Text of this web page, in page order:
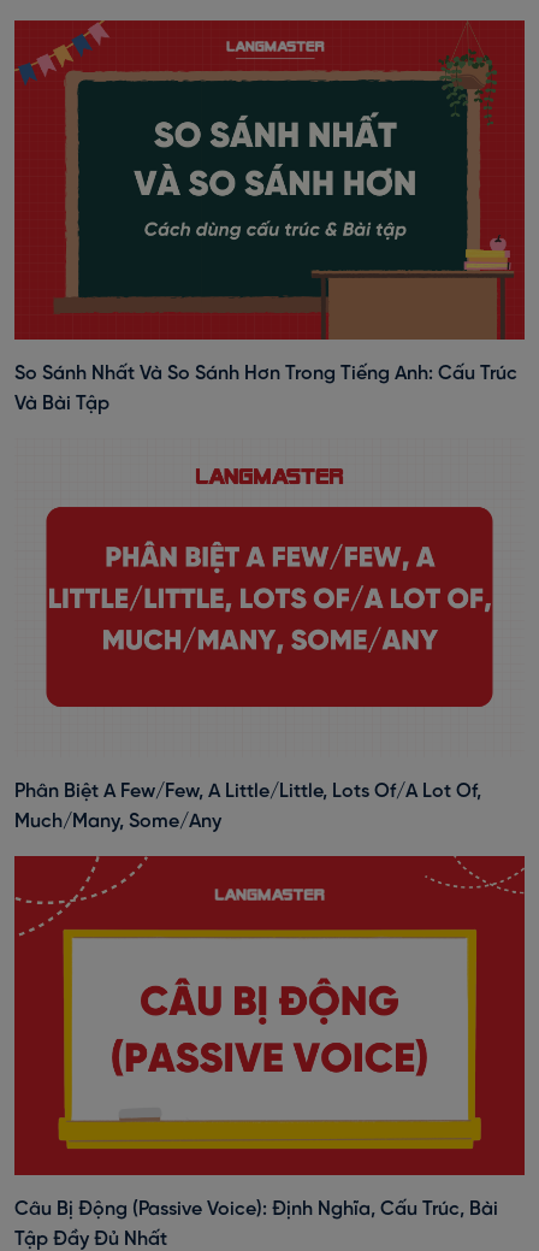
So Sánh Nhất Và So Sánh Hơn Trong Tiếng Anh: Cấu Trúc
Và Bài Tập
Phân Biệt A Few/Few, A Little/Little, Lots Of/A Lot Of,
Much/Many, Some/Any
Câu Bị Động (Passive Voice): Định Nghĩa, Cấu Trúc, Bài
Tập Đầy Đủ Nhất